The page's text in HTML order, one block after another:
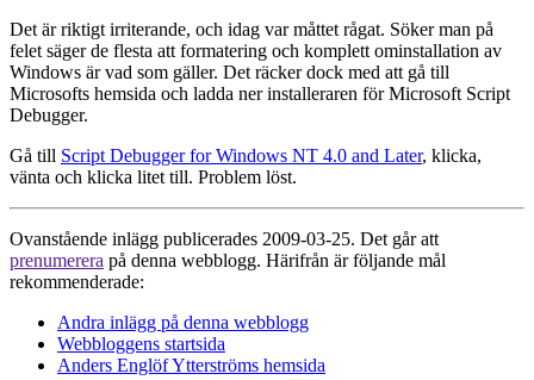
Det är riktigt irriterande, och idag var måttet rågat. Söker man på
felet säger de flesta att formatering och komplett ominstallation av
Windows är vad som gäller. Det räcker dock med att gå till
Microsofts hemsida och ladda ner installeraren för Microsoft Script
Debugger.
Gå till Script Debugger for Windows NT 4.0 and Later, klicka,
vänta och klicka litet till. Problem löst.
Ovanstående inlägg publicerades 2009-03-25. Det går att
prenumerera på denna webblogg. Härifrån är följande mål
rekommenderade:
Andra inlägg på denna webblogg
Webbloggens startsida
Anders Englöf Ytterströms hemsida